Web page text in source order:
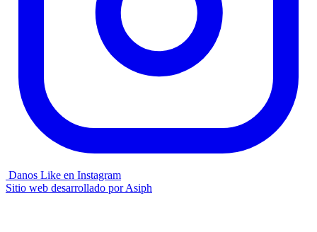
Danos Like en Instagram
Sitio web desarrollado porAsiph